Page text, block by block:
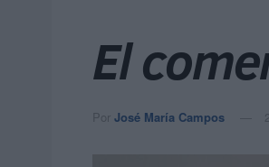
El
Por José María Campos